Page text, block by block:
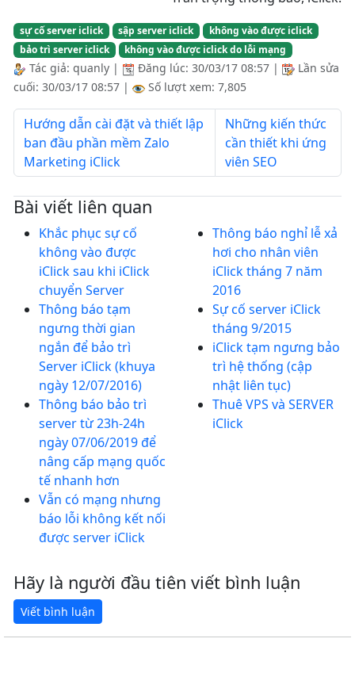
sự cố server iclick sập server iclick
không vào được iclick
bảo trì server iclick
không vào được iclick do lỗi mạng
Tác giả: quanly | Đăng lúc: 30/03/17 08:57 |
Lần sửa
cuối: 30/03/17 08:57 | Số lượt xem: 7,805
Hướng dẫn cài đặt và thiết lập
ban đầu phần mềm Zalo
Marketing iClick
Những kiến thức
cần thiết khi ứng
viên SEO
Bài viết liên quan
Khắc phục sự cố
không vào được
iClick sau khi iClick
chuyển Server
Thông báo tạm
ngưng thời gian
ngắn để bảo trì
Server iClick (khuya
ngày 12/07/2016)
Thông báo bảo trì
server từ 23h-24h
ngày 07/06/2019 để
nâng cấp mạng quốc
tế nhanh hơn
Vẫn có mạng nhưng
báo lỗi không kết nối
được server iClick
Thông báo nghỉ lễ xả
hơi cho nhân viên
iClick tháng 7 năm
2016
Sự cố server iClick
tháng 9/2015
iClick tạm ngưng bảo
trì hệ thống (cập
nhật liên tục)
Thuê VPS và SERVER
iClick
Hãy là người đầu tiên viết bình luận